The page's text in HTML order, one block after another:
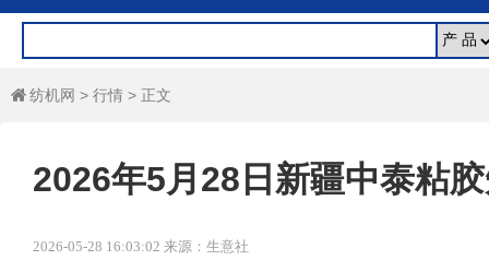
 纺机网 > 行情 > 正文
2026年5月28日新疆中泰粘
2026-05-28 16:03:02 来源：生意社